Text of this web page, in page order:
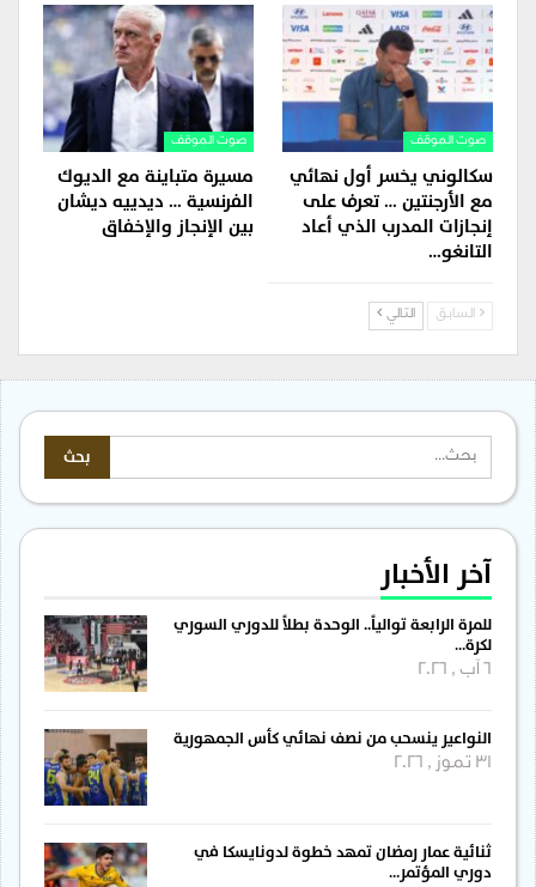
صوت الموقف
سكالوني يخسر أول نهائي
مع الأرجنتين … تعرف على
إنجازات المدرب الذي أعاد
التانغو…
صوت الموقف
مسيرة متباينة مع الديوك
الفرنسية … ديدييه ديشان
بين الإنجاز والإخفاق
السابق التالي
آخر الأخبار
للمرة الرابعة توالياً.. الوحدة بطلاً للدوري السوري
لكرة…
النواعير ينسحب من نصف نهائي كأس الجمهورية
31 تموز , 2026
ثنائية عمار رمضان تمهد خطوة لدونايسكا في
دوري المؤتمر…